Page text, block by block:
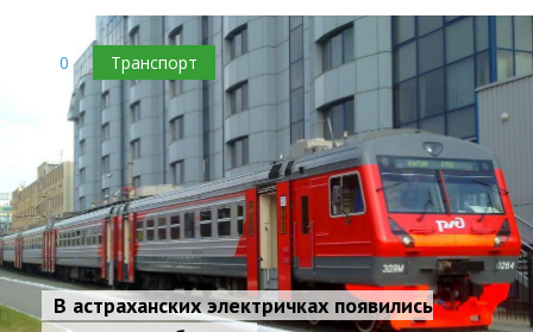
0 Транспорт
В астраханских электричках появились